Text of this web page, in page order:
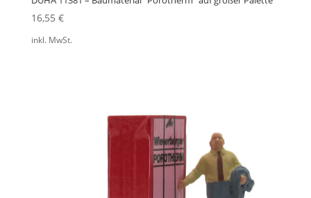
16,55 €
inkl. MwSt.